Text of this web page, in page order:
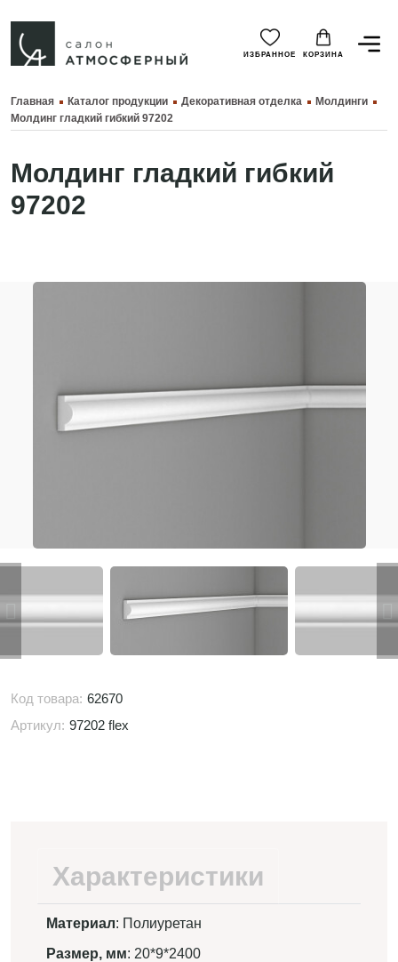
ИЗБРАННОЕ КОРЗИНА
Главная Каталог продукции Декоративная отделка
Молдинги
Молдинг гладкий гибкий 97202
Молдинг гладкий гибкий
97202
Код товара: 62670
Артикул: 97202 flex
Характеристики
Материал: Полиуретан
Размер, мм: 20*9*2400